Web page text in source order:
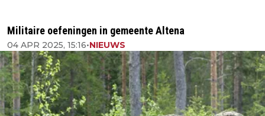
Militaire oefeningen in gemeente Altena
04 APR 2025, 15:16•NIEUWS